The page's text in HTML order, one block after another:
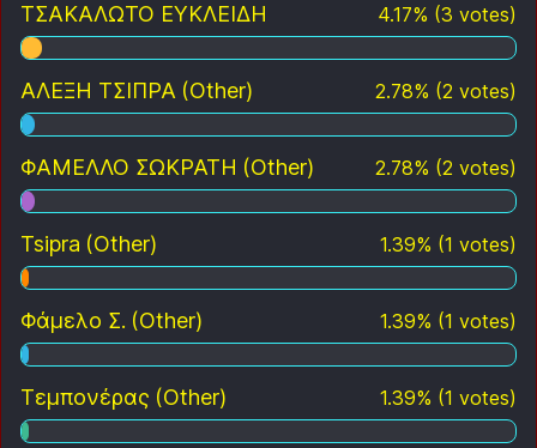
ΤΣΑΚΑΛΩΤΟ ΕΥΚΛΕΙΔΗ 4.17% (3 votes)
ΑΛΕΞΗ ΤΣΙΠΡΑ (Other) 2.78% (2 votes)
ΦΑΜΕΛΛΟ ΣΩΚΡΑΤΗ (Other) 2.78% (2 votes)
Tsipra (Other) 1.39% (1 votes)
Φάμελο Σ. (Other) 1.39% (1 votes)
Τεμπονέρας (Other) 1.39% (1 votes)